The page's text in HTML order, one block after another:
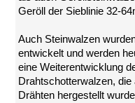
SCHLIESSEN
BesFix©
BesLift©
BesTec®
Steinmatratze
Steinwalzen
Geröll der Sieblinie 32-
Auch Steinwalzen
entwickelt und werden
eine Weiterentwicklung
Drahtschotterwalzen,
Drähten hergestellt